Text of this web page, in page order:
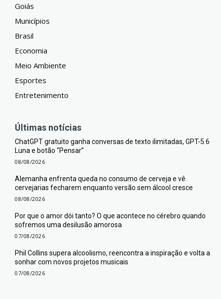
Goiás
Municípios
Brasil
Economia
Meio Ambiente
Esportes
Entretenimento
Últimas notícias
ChatGPT gratuito ganha conversas de texto ilimitadas, GPT-5.6
Luna e botão “Pensar”
08/08/2026
Alemanha enfrenta queda no consumo de cerveja e vê
cervejarias fecharem enquanto versão sem álcool cresce
08/08/2026
Por que o amor dói tanto? O que acontece no cérebro quando
sofremos uma desilusão amorosa
07/08/2026
Phil Collins supera alcoolismo, reencontra a inspiração e volta a
sonhar com novos projetos musicais
07/08/2026